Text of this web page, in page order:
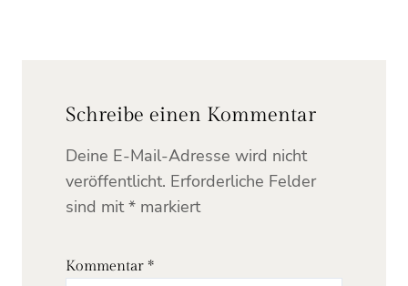
Schreibe einen Kommentar
Deine E-Mail-Adresse wird nicht
veröffentlicht. Erforderliche Felder
sind mit* markiert
Kommentar *